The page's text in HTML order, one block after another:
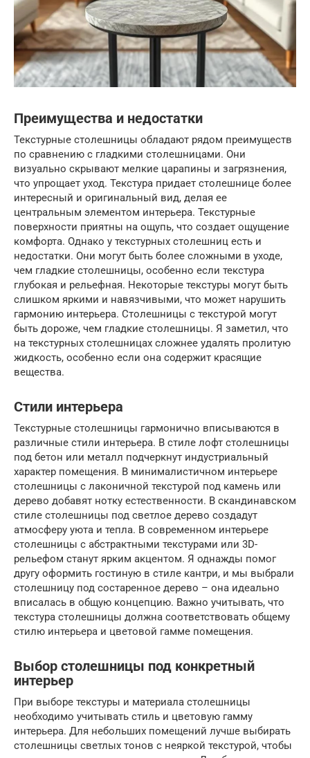
Преимущества и недостатки
Текстурные столешницы обладают рядом преимуществ
по сравнению с гладкими столешницами. Они
визуально скрывают мелкие царапины и загрязнения,
что упрощает уход. Текстура придает столешнице более
интересный и оригинальный вид, делая ее
центральным элементом интерьера. Текстурные
поверхности приятны на ощупь, что создает ощущение
комфорта. Однако у текстурных столешниц есть и
недостатки. Они могут быть более сложными в уходе,
чем гладкие столешницы, особенно если текстура
глубокая и рельефная. Некоторые текстуры могут быть
слишком яркими и навязчивыми, что может нарушить
гармонию интерьера. Столешницы с текстурой могут
быть дороже, чем гладкие столешницы. Я заметил, что
на текстурных столешницах сложнее удалять пролитую
жидкость, особенно если она содержит красящие
вещества.
Стили интерьера
Текстурные столешницы гармонично вписываются в
различные стили интерьера. В стиле лофт столешницы
под бетон или металл подчеркнут индустриальный
характер помещения. В минималистичном интерьере
столешницы с лаконичной текстурой под камень или
дерево добавят нотку естественности. В скандинавском
стиле столешницы под светлое дерево создадут
атмосферу уюта и тепла. В современном интерьере
столешницы с абстрактными текстурами или 3D-
рельефом станут ярким акцентом. Я однажды помог
другу оформить гостиную в стиле кантри, и мы выбрали
столешницу под состаренное дерево – она идеально
вписалась в общую концепцию. Важно учитывать, что
текстура столешницы должна соответствовать общему
стилю интерьера и цветовой гамме помещения.
Выбор столешницы под конкретный
интерьер
При выборе текстуры и материала столешницы
необходимо учитывать стиль и цветовую гамму
интерьера. Для небольших помещений лучше выбирать
столешницы светлых тонов с неяркой текстурой, чтобы